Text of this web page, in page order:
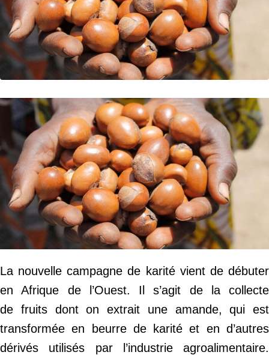
La nouvelle campagne de karité vient de débuter
en Afrique de l’Ouest. Il s’agit de la collecte
de fruits dont on extrait une amande, qui est
transformée en beurre de karité et en d’autres
dérivés utilisés par l’industrie agroalimentaire.